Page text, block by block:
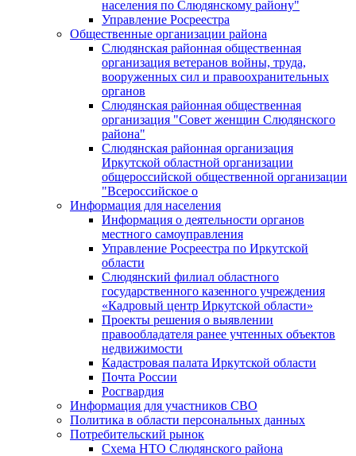
населения по Слюдянскому району"
Управление Росреестра
Общественные организации района
Слюдянская районная общественная
организация ветеранов войны, труда,
вооруженных сил и правоохранительных
органов
Слюдянская районная общественная
организация "Совет женщин Слюдянского
района"
Слюдянская районная организация
Иркутской областной организации
общероссийской общественной организации
"Всероссийское о
Информация для населения
Информация о деятельности органов
местного самоуправления
Управление Росреестра по Иркутской
области
Слюдянский филиал областного
государственного казенного учреждения
«Кадровый центр Иркутской области»
Проекты решения о выявлении
правообладателя ранее учтенных объектов
недвижимости
Кадастровая палата Иркутской области
Почта России
Росгвардия
Информация для участников СВО
Политика в области персональных данных
Потребительский рынок
Схема НТО Слюдянского района